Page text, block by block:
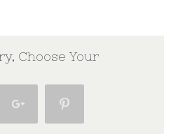
Choose Your
Google+